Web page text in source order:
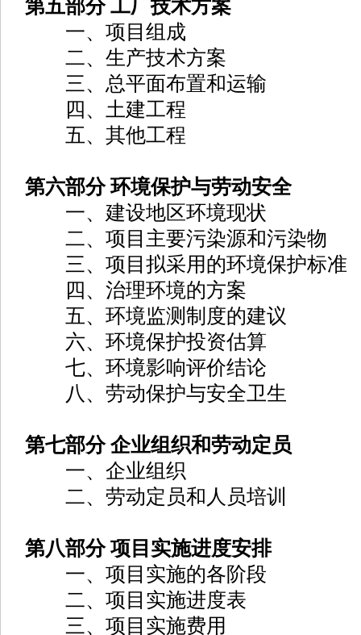
第五部分 工厂技术方案
一、项目组成
二、生产技术方案
三、总平面布置和运输
四、土建工程
五、其他工程
第六部分 环境保护与劳动安全
一、建设地区环境现状
二、项目主要污染源和污染物
三、项目拟采用的环境保护标准
四、治理环境的方案
五、环境监测制度的建议
六、环境保护投资估算
七、环境影响评价结论
八、劳动保护与安全卫生
第七部分 企业组织和劳动定员
一、企业组织
二、劳动定员和人员培训
第八部分 项目实施进度安排
一、项目实施的各阶段
二、项目实施进度表
三、项目实施费用